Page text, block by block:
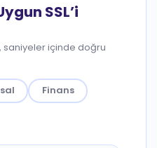
SSL’i
saniyeler içinde doğru
Finans